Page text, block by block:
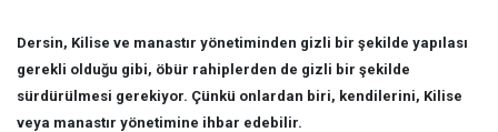
Dersin, Kilise ve manastır yönetiminden gizli bir şekilde yapılası
gerekli olduğu gibi, öbür rahiplerden de gizli bir şekilde
sürdürülmesi gerekiyor. Çünkü onlardan biri, kendilerini, Kilise
veya manastır yönetimine ihbar edebilir.